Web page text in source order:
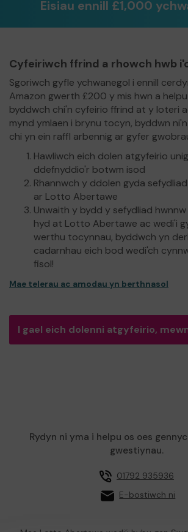
Eisiau ennill £1,000
Cyfeiriwch ffrind a rhowch hwb
Sgoriwch gyfle ychwanegol i ennill
Amazon gwerth £200 y mis hwn a
byddwch chi'n cyfeirio ffrind at y loteri
mynd ymlaen i brynu tocyn, byddwn
chi yn ein raffl arbennig ar gyfer
Hawliwch eich dolen atgyfeirio
ddefnyddio'r botwm isod
Rhannwch y ddolen gyda
ar Lotto Abertawe
Unwaith y bydd y sefydliad
hyd at Lotto Abertawe ac wedi'i
werthu tocynnau, byddwch yn
cadarnhau eich bod wedi'ch
fisol!
Mae telerau ac amodau yn berthnasol
I gael eich dolenni atgyfeirio,
Rydyn ni yma i helpu os oes
gwestiynau.
01792 935936
E-bostiwch ni